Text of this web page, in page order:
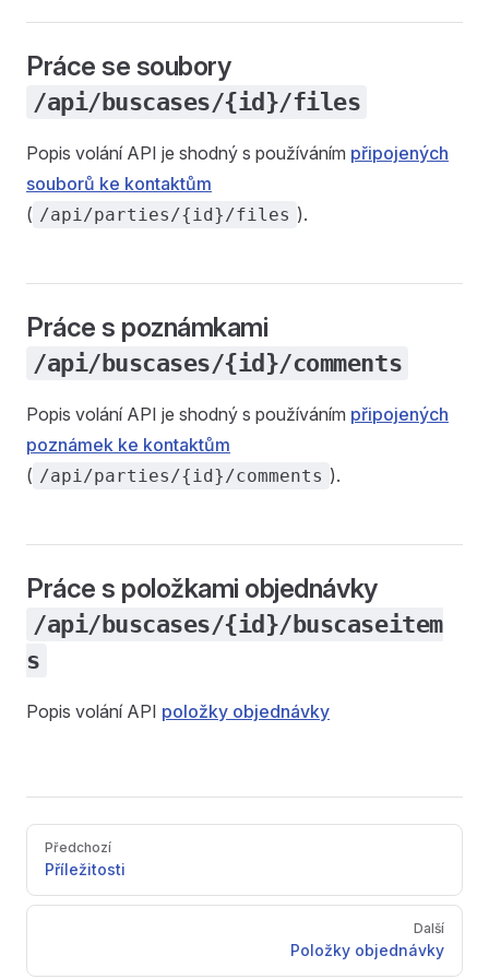
Práce se soubory
/api/buscases/{id}/files
Popis volání API je shodný s používáním připojených
souborů ke kontaktům
( /api/parties/{id}/files ).
Práce s poznámkami
/api/buscases/{id}/comments
Popis volání API je shodný s používáním připojených
poznámek ke kontaktům
( /api/parties/{id}/comments ).
Práce s položkami objednávky
/api/buscases/{id}/buscaseitem
s
Popis volání API položky objednávky
Pager
Předchozí
Příležitosti
Další
Položky objednávky